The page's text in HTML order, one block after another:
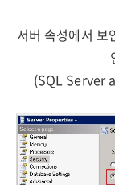
서버 속성에서
(SQL Server